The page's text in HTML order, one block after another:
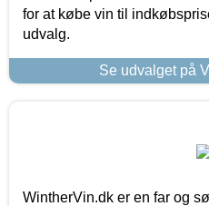
for at købe vin til
udvalg.
Se udvalget på
WintherVin.dk er en far og